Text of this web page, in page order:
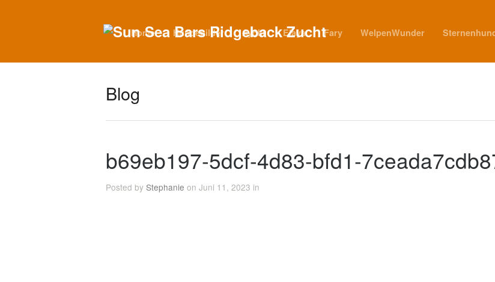
Home Hundebilder Ayoki Elaya Fary WelpenWunder
Blog
b69eb197-5dcf-4d83-bfd1-
Posted by Stephanie on Juni 11, 2023 in